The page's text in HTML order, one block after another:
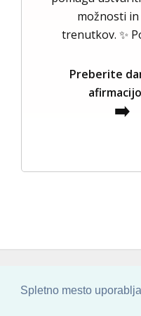
Spletno mesto
možnosti
trenutkov. ✨
Preberite
➡️